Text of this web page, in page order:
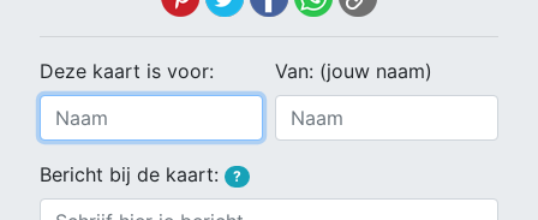
Deze kaart is voor: Van: (jouw naam)
Bericht bij de kaart: ?